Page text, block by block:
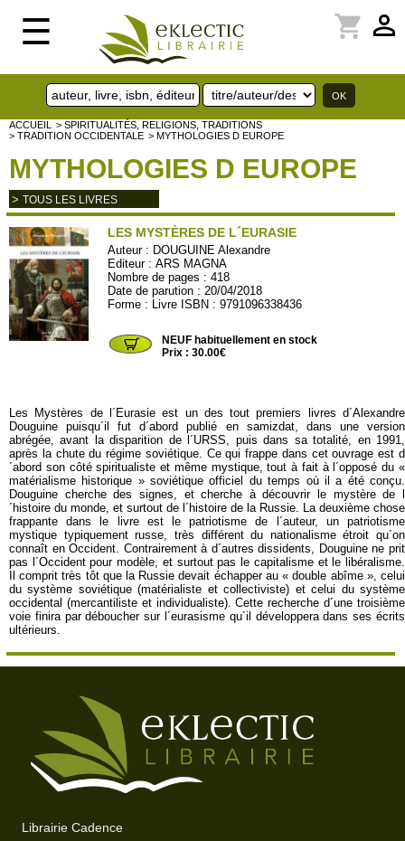
☰ perm_identity
shopping_cart
ACCUEIL
> SPIRITUALITÉS, RELIGIONS, TRADITIONS
> TRADITION OCCIDENTALE > MYTHOLOGIES D EUROPE
MYTHOLOGIES D EUROPE
> TOUS LES LIVRES
LES MYSTÈRES DE L´EURASIE
Auteur : DOUGUINE Alexandre
Editeur :ARS MAGNA
Nombre de pages : 418
Date de parution : 20/04/2018
Forme : Livre ISBN : 9791096338436
NEUF habituellement en stock
Prix : 30.00€
Les Mystères de l´Eurasie est un des tout premiers livres d´Alexandre
Douguine puisqu´il fut d´abord publié en samizdat, dans une version
abrégée, avant la disparition de l´URSS, puis dans sa totalité, en 1991,
après la chute du régime soviétique. Ce qui frappe dans cet ouvrage est d
´abord son côté spiritualiste et même mystique, tout à fait à l´opposé du «
matérialisme historique » soviétique officiel du temps où il a été conçu.
Douguine cherche des signes, et cherche à découvrir le mystère de l
´histoire du monde, et surtout de l´histoire de la Russie. La deuxième chose
frappante dans le livre est le patriotisme de l´auteur, un patriotisme
mystique typiquement russe, très différent du nationalisme étroit qu´on
connaît en Occident. Contrairement à d´autres dissidents, Douguine ne prit
pas l´Occident pour modèle, et surtout pas le capitalisme et le libéralisme.
Il comprit très tôt que la Russie devait échapper au « double abîme », celui
du système soviétique (matérialiste et collectiviste) et celui du système
occidental (mercantiliste et individualiste). Cette recherche d´une troisième
voie finira par déboucher sur l´eurasisme qu´il développera dans ses écrits
ultérieurs.
Librairie Cadence